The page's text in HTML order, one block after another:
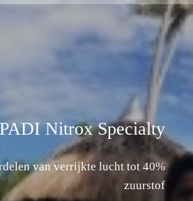
PADI Nitrox Specialty
van verrijkte lucht tot 40%
zuurstof